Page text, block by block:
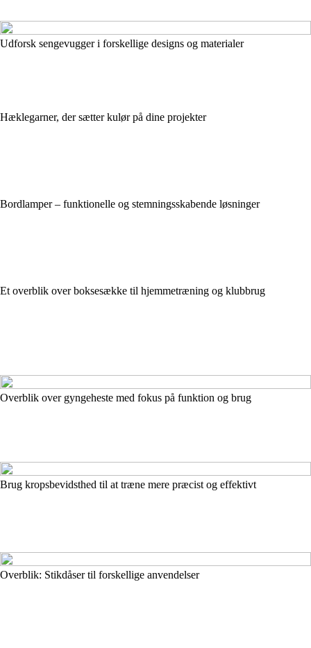
Udforsk sengevugger i forskellige designs og materialer
Hæklegarner, der sætter kulør på dine projekter
Bordlamper – funktionelle og stemningsskabende løsninger
Et overblik over boksesække til hjemmetræning og klubbrug
Overblik over gyngeheste med fokus på funktion og brug
Brug kropsbevidsthed til at træne mere præcist og effektivt
Overblik: Stikdåser til forskellige anvendelser